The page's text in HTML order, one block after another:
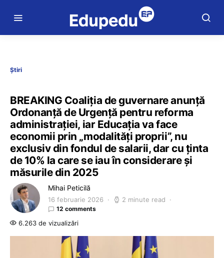
Știri
BREAKING Coaliția de guvernare anunță
Ordonanță de Urgență pentru reforma
administrației, iar Educația va face
economii prin „modalități proprii”, nu
exclusiv din fondul de salarii, dar cu ținta
de 10% la care se iau în considerare și
măsurile din 2025
Mihai Peticilă
16 februarie 2026 2 minute read
12 comments
6.263 de vizualizări